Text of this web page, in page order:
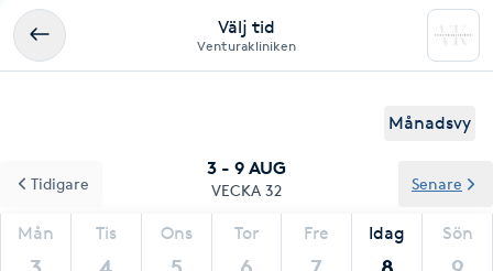
Välj tid
Venturakliniken
Månadsvy
3 - 9 AUG
VECKA 32
Mån Tis Ons Tor Fre Idag Sön
Tidigare Senare